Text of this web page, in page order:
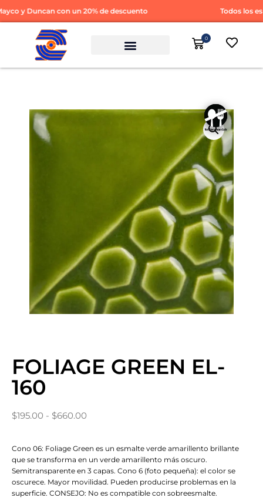
y Duncan con un 20% de descuento Todos los
0
FOLIAGE GREEN EL-
160
$195.00 - $660.00
Cono 06: Foliage Green es un esmalte verde amarillento brillante
que se transforma en un verde amarillento más oscuro.
Semitransparente en 3 capas. Cono 6 (foto pequeña): el color se
oscurece. Mayor movilidad. Pueden producirse problemas en la
superficie. CONSEJO: No es compatible con sobreesmalte.